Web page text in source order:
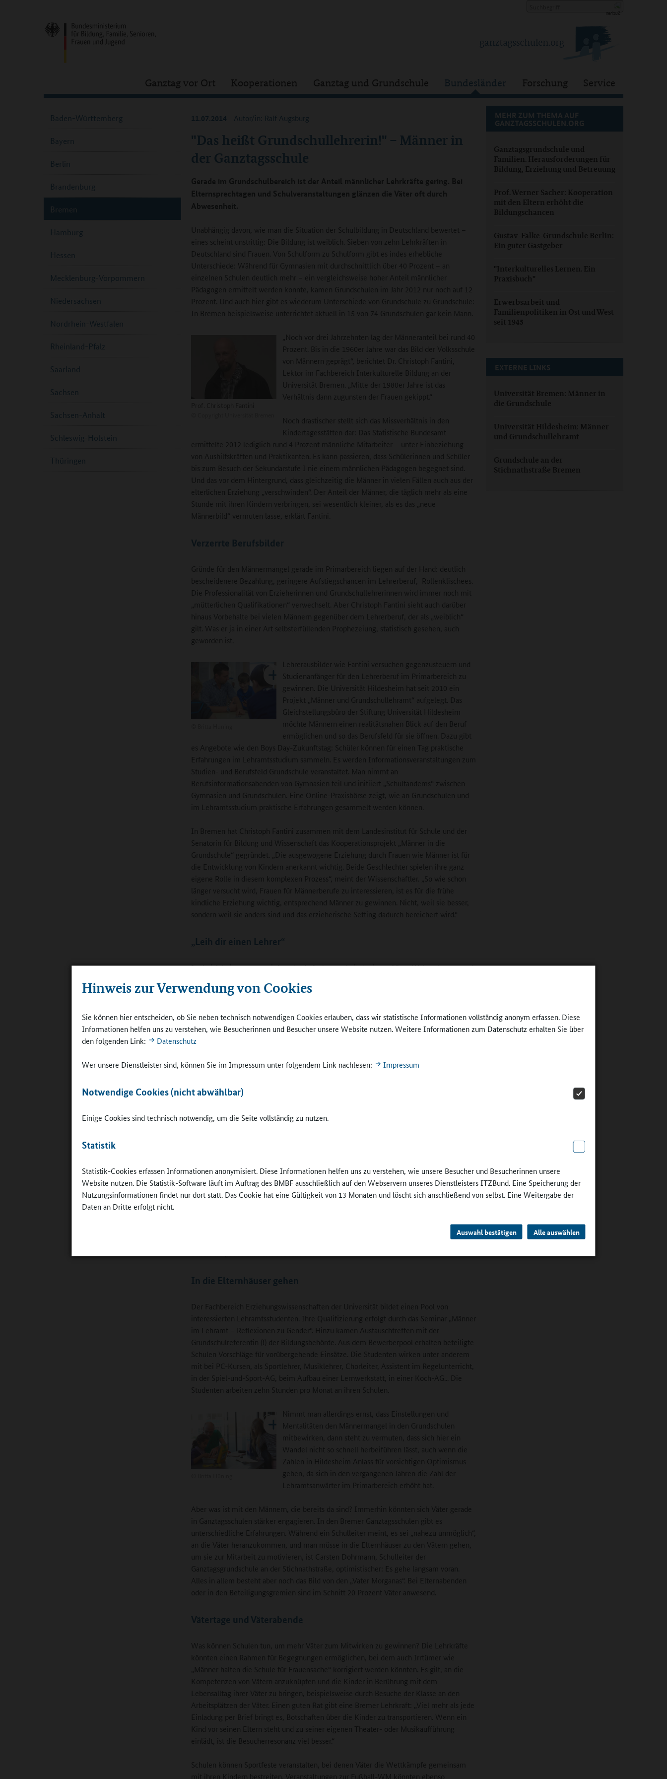
Hinweis zur Verwendung von Cookies
Sie können hier entscheiden, ob Sie neben technisch notwendigen Cookies erlauben, dass wir statistische Informationen vollständig anonym erfassen. Diese
Informationen helfen uns zu verstehen, wie Besucherinnen und Besucher unsere Website nutzen. Weitere Informationen zum Datenschutz erhalten Sie über
den folgenden Link:
Datenschutz
Wer unsere Dienstleister sind, können Sie im Impressum unter folgendem Link nachlesen: Impressum
Notwendige Cookies (nicht abwählbar)
Einige Cookies sind technisch notwendig, um die Seite vollständig zu nutzen.
Statistik
Statistik-Cookies erfassen Informationen anonymisiert. Diese Informationen helfen uns zu verstehen, wie unsere Besucher und Besucherinnen unsere
Website nutzen. Die Statistik-Software läuft im Auftrag des BMBF ausschließlich auf den Webservern unseres Dienstleisters ITZBund. Eine Speicherung der
Nutzungsinformationen findet nur dort statt. Das Cookie hat eine Gültigkeit von 13 Monaten und löscht sich anschließend von selbst. Eine Weitergabe der
Daten an Dritte erfolgt nicht.
Auswahl bestätigen Alle auswählen
Ganztag vor Ort Kooperationen Ganztag und Grundschule Bundesländer Forschung Service
"Das heißt Grundschullehrerin!" – Männer in
der Ganztagsschule
11.07.2014 Autor/in: Ralf Augsburg
Gerade im Grundschulbereich ist der Anteil männlicher Lehrkräfte gering. Bei
Elternsprechtagen und Schulveranstaltungen glänzen die Väter oft durch
Abwesenheit.
Unabhängig davon, wie man die Situation der Schulbildung in Deutschland bewertet –
eines scheint unstrittig: Die Bildung ist weiblich. Sieben von zehn Lehrkräften in
Deutschland sind Frauen. Von Schulform zu Schulform gibt es indes erhebliche
Unterschiede: Während für Gymnasien mit durchschnittlich über 40 Prozent – an
einzelnen Schulen deutlich mehr – ein vergleichsweise hoher Anteil männlicher
Pädagogen ermittelt werden konnte, kamen Grundschulen im Jahr 2012 nur noch auf 12
Prozent. Und auch hier gibt es wiederum Unterschiede von Grundschule zu Grundschule:
In Bremen beispielsweise unterrichtet aktuell in 15 von 74 Grundschulen gar kein Mann.
„Noch vor drei Jahrzehnten lag der Männeranteil bei rund 40
Prozent. Bis in die 1960er Jahre war das Bild der Volksschule
von Männern geprägt“, berichtet Dr. Christoph Fantini,
Lektor im Fachbereich Interkulturelle Bildung an der
Universität Bremen. „Mitte der 1980er Jahre ist das
Verhältnis dann zugunsten der Frauen gekippt.“
Noch drastischer stellt sich das Missverhältnis in den
Kindertagesstätten dar: Das Statistische Bundesamt
ermittelte 2012 lediglich rund 4 Prozent männliche Mitarbeiter – unter Einbeziehung
von Aushilfskräften und Praktikanten. Es kann passieren, dass Schülerinnen und Schüler
bis zum Besuch der Sekundarstufe I nie einem männlichen Pädagogen begegnet sind.
Und das vor dem Hintergrund, dass gleichzeitig die Männer in vielen Fällen auch aus der
elterlichen Erziehung „verschwinden“. Der Anteil der Männer, die täglich mehr als eine
Stunde mit ihren Kindern verbringen, sei wesentlich kleiner, als es das „neue
Männerbild“ vermuten lasse, erklärt Fantini.
Verzerrte Berufsbilder
Gründe für den Männermangel gerade im Primarbereich liegen auf der Hand: deutlich
bescheidenere Bezahlung, geringere Aufstiegschancen im Lehrerberuf, Rollenklischees.
Die Professionalität von Erzieherinnen und Grundschullehrerinnen wird immer noch mit
„mütterlichen Qualifikationen“ verwechselt. Aber Christoph Fantini sieht auch darüber
hinaus Vorbehalte bei vielen Männern gegenüber dem Lehrerberuf, der als „weiblich“
gilt. Was er ja in einer Art selbsterfüllenden Prophezeiung, statistisch gesehen, auch
geworden ist.
Lehrerausbilder wie Fantini versuchen gegenzusteuern und
Studienanfänger für den Lehrerberuf im Primarbereich zu
gewinnen. Die Universität Hildesheim hat seit 2010 ein
Projekt „Männer und Grundschullehramt“ aufgelegt. Das
Gleichstellungsbüro der Stiftung Universität Hildesheim
möchte Männern einen realitätsnahen Blick auf den Beruf
ermöglichen und so das Berufsfeld für sie öffnen. Dazu gibt
es Angebote wie den Boys Day-Zukunftstag: Schüler können für einen Tag praktische
Erfahrungen im Lehramtsstudium sammeln. Es werden Informationsveranstaltungen zum
Studien- und Berufsfeld Grundschule veranstaltet. Man nimmt an
Berufsinformationsabenden von Gymnasien teil und initiiert „Schultandems“ zwischen
Gymnasien und Grundschulen. Eine Online-Praxisbörse zeigt, wie an Grundschulen und
im Lehramtsstudium praktische Erfahrungen gesammelt werden können.
In Bremen hat Christoph Fantini zusammen mit dem Landesinstitut für Schule und der
Senatorin für Bildung und Wissenschaft das Kooperationsprojekt „Männer in die
Grundschule“ gegründet. „Die ausgewogene Erziehung durch Frauen wie Männer ist für
die Entwicklung von Kindern anerkannt wichtig. Beide Geschlechter spielen ihre ganz
eigene Rolle in diesem komplexen Prozess“, meint der Wissenschaftler. „So wie schon
länger versucht wird, Frauen für Männerberufe zu interessieren, ist es für die frühe
kindliche Erziehung wichtig, entsprechend Männer zu gewinnen. Nicht, weil sie besser,
sondern weil sie anders sind und das erzieherische Setting dadurch bereichert wird.“
„Leih dir einen Lehrer“
In drei Arbeitsgruppen wird an der Aufgabe gearbeitet, eine größere Wahrnehmung und
den potenziellen Zielgruppen zu erreichen. In der AG Ausbildung wird diskutiert, wie
Primarstufe gewinnen lassen. In der AG Kontakte und Projekte geht es darum, frühzeitig
Erfahrungsmöglichkeiten für junge Männer im Berufsfeld zu schaffen. In der AG
Imageförderung steht die Frage im Vordergrund, wie der Grundschullehrerberuf für
Grundschulen. Das Projekt „Leih dir einen Lehrer“ wird über Honorarmittel der
Bildungssenatorin finanziert. Die Reaktionen sind auf allen Seiten positiv: „Die Kinder
Kollegien bitten darum, dass die Studenten länger bleiben mögen, und ich habe schon
Er möchte mit diesem Projekt überhaupt erst einmal das Bewusstsein dafür wecken, dass
Männer an Grundschulen gesellschaftlich akzeptiert werden und Dialoge, wie dieser, den
ein Student bei seinem Einsatz in einer Grundschule erlebt hatte, irgendwann der
In die Elternhäuser gehen
Der Fachbereich Erziehungswissenschaften der Universität bildet einen Pool von
interessierten Lehramtsstudenten. Ihre Qualifizierung erfolgt durch das Seminar „Männer
im Lehramt – Reflexionen zu Gender“. Hinzu kamen Austauschtreffen mit der
Grundschulreferentin (!) der Bildungsbehörde. Aus dem Bewerberpool erhalten beteiligte
Schulen Vorschläge für vorübergehende Einsätze. Die Studenten wirken unter anderem
mit bei PC-Kursen, als Sportlehrer, Musiklehrer, Chorleiter, Assistent im Regelunterricht,
in der Spiel-und-Sport-AG, beim Aufbau einer Lernwerkstatt, in einer Koch-AG... Die
Studenten arbeiten zehn Stunden pro Monat an ihren Schulen.
Nimmt man allerdings ernst, dass Einstellungen und
Mentalitäten den Männermangel in den Grundschulen
mitbewirken, dann steht zu vermuten, dass sich hier ein
Wandel nicht so schnell herbeiführen lässt, auch wenn die
Zahlen in Hildesheim Anlass für vorsichtigen Optimismus
geben, da sich in den vergangenen Jahren die Zahl der
Lehramtsanwärter im Primarbereich erhöht hat.
Aber was ist mit den Männern, die bereits da sind? Immerhin könnten sich Väter gerade
in Ganztagsschulen stärker engagieren. In den Bremer Ganztagsschulen gibt es
unterschiedliche Erfahrungen. Während ein Schulleiter meint, es sei „nahezu unmöglich“,
an die Väter heranzukommen, und man müsse in die Elternhäuser zu den Vätern gehen,
um sie zur Mitarbeit zu motivieren, ist Carsten Dohrmann, Schulleiter der
Ganztagsgrundschule an der Stichnathstraße, optimistischer: Es gehe langsam voran.
Alles in allem besteht aber noch das Bild von den „Vater Morganas“. Bei Elternabenden
oder in den Beteiligungsgremien sind im Schnitt 20 Prozent Väter anwesend.
Vätertage und Väterabende
Was können Schulen tun, um mehr Väter zum Mitwirken zu gewinnen? Die Lehrkräfte
könnten einen Rahmen für Begegnungen ermöglichen, bei dem auch Irrtümer wie
„Männer halten die Schule für Frauensache“ korrigiert werden könnten. Es gilt, an die
Kompetenzen von Vätern anzuknüpfen und die Kinder in Berührung mit dem
Lebensalltag ihrer Väter zu bringen, beispielsweise durch Besuche der Klasse an den
Arbeitsplätzen der Väter. Einen guten Rat gibt eine Bremer Lehrkraft: „Viel mehr als jede
Einladung per Brief bringt es, Botschaften über die Kinder zu transportieren. Wenn ein
Kind vor seinen Eltern steht und zu seiner eigenen Theater- oder Musikaufführung
einlädt, ist die Besucherresonanz viel besser.“
Schulen können Sportfeste veranstalten, bei denen Väter die Wettkämpfe gemeinsam
mit ihren Kindern bestreiten. Veranstaltungen zur Fußball-WM könnten ebenso
MEHR ZUM THEMA AUF
GANZTAGSSCHULEN.ORG
Ganztagsgrundschule und
Familien. Herausforderungen für
Bildung, Erziehung und Betreuung
Prof. Werner Sacher: Kooperation
mit den Eltern erhöht die
Bildungschancen
Gustav-Falke-Grundschule Berlin:
Ein guter Gastgeber
"Interkulturelles Lernen. Ein
Praxisbuch"
Erwerbsarbeit und
Familienpolitiken in Ost und West
seit 1945
EXTERNE LINKS
Universität Bremen: Männer in
die Grundschule
Universität Hildesheim: Männer
und Grundschullehramt
Grundschule an der
Stichnathstraße Bremen
Baden-Württemberg
Bayern
Berlin
Brandenburg
Bremen
Hamburg
Hessen
Mecklenburg-Vorpommern
Niedersachsen
Nordrhein-Westfalen
Rheinland-Pfalz
Saarland
Sachsen
Sachsen-Anhalt
Schleswig-Holstein
Thüringen